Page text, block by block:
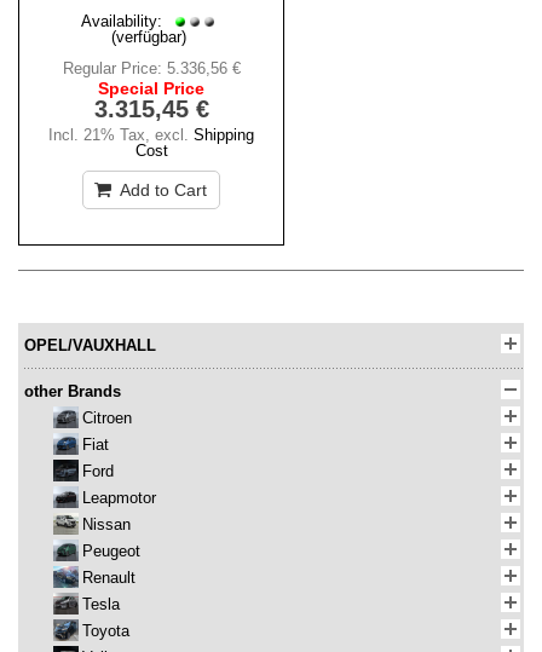
Availability:
(verfügbar)
Regular Price: 5.336,56 €
Special Price
3.315,45 €
Incl. 21% Tax, excl. Shipping
Cost
Add to Cart
OPEL/VAUXHALL
other Brands
Citroen
Fiat
Ford
Leapmotor
Nissan
Peugeot
Renault
Tesla
Toyota